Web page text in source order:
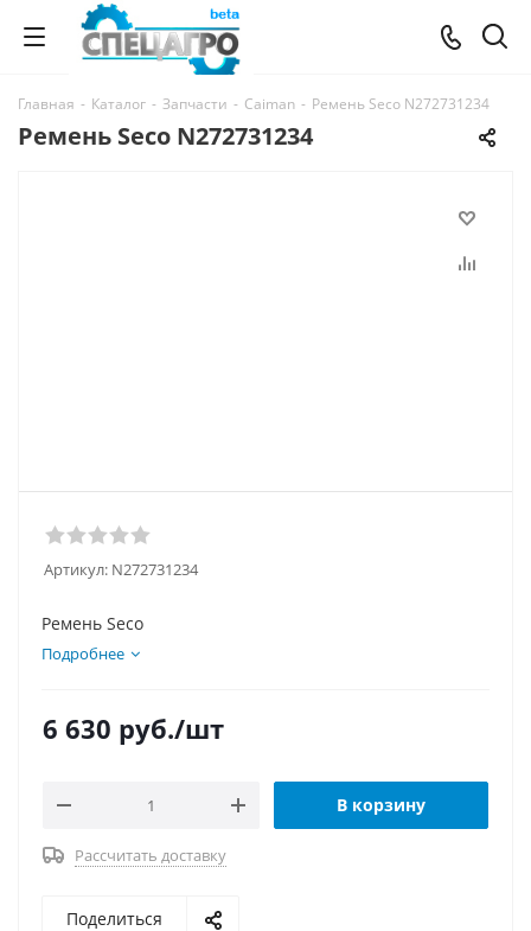
Главная - Каталог - Запчасти - Caiman - Ремень Seco N272731234
Ремень Seco N272731234
Артикул: N272731234
Ремень Seco
Подробнее
6 630 руб./шт
В корзину
Рассчитать доставку
Поделиться